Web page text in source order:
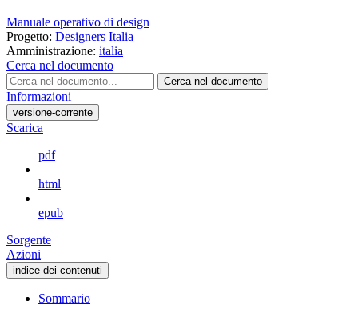
Manuale operativo di design
Progetto: Designers Italia
Amministrazione: italia
Cerca nel documento
Cerca nel documento
Informazioni
versione-corrente
Scarica
pdf
html
epub
Sorgente
Azioni
indice dei contenuti
Sommario